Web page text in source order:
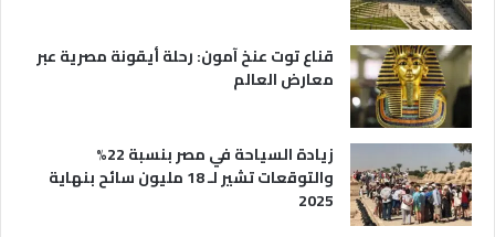
قناع توت عنخ آمون: رحلة أيقونة مصرية عبر
معارض العالم
زيادة السياحة في مصر بنسبة 22%
والتوقعات تشير لـ 18 مليون سائح بنهاية
2025